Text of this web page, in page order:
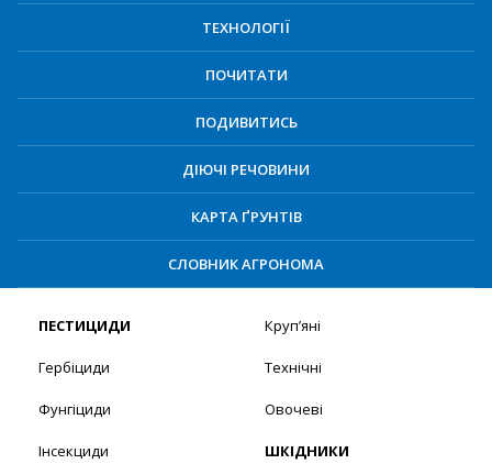
ТЕХНОЛОГІЇ
ПОЧИТАТИ
ПОДИВИТИСЬ
ДІЮЧІ РЕЧОВИНИ
КАРТА ҐРУНТІВ
СЛОВНИК АГРОНОМА
ПЕСТИЦИДИ
Гербіциди
Фунгіциди
Інсекциди
Круп’яні
Технічні
Овочеві
ШКІДНИКИ